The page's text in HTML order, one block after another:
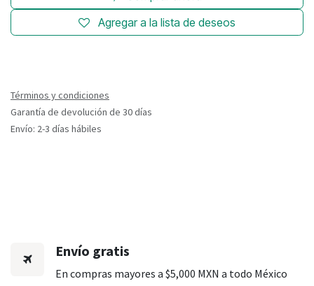
Agregar a la lista de deseos
Términos y condiciones
Garantía de devolución de 30 días
Envío: 2-3 días hábiles
Envío gratis
En compras mayores a $5,000 MXN a todo México